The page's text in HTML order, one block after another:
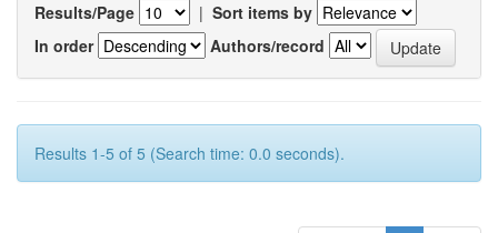
Results/Page | Sort items by
In order
Authors/record
Results 1-5 of 5 (Search time: 0.0 seconds).